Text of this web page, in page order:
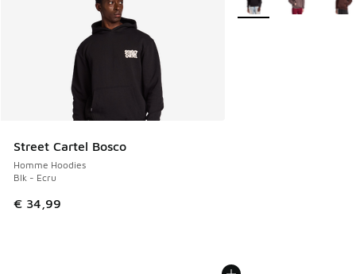
Street Cartel Bosco
Homme Hoodies
Blk - Ecru
€ 34,99